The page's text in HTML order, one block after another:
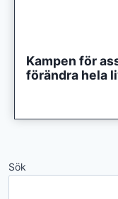
Kampen för
förändra hela
Sök